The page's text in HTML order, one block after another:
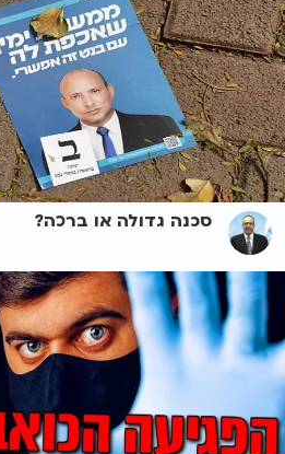
סכנה גדולה או ברכה?